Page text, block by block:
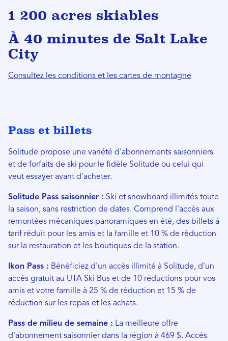
1 200 acres skiables
À 40 minutes de Salt Lake
City
Consultez les conditions et les cartes de montagne
Pass et billets
Solitude propose une variété d'abonnements saisonniers
et de forfaits de ski pour le fidèle Solitude ou celui qui
veut essayer avant d'acheter.
Solitude Pass saisonnier : Ski et snowboard illimités toute
la saison, sans restriction de dates. Comprend l'accès aux
remontées mécaniques panoramiques en été, des billets à
tarif réduit pour les amis et la famille et 10 % de réduction
sur la restauration et les boutiques de la station.
Ikon Pass : Bénéficiez d'un accès illimité à Solitude, d'un
accès gratuit au UTA Ski Bus et de 10 réductions pour vos
amis et votre famille à 25 % de réduction et 15 % de
réduction sur les repas et les achats.
Pass de milieu de semaine : La meilleure offre
d'abonnement saisonnier dans la région à 469 $. Accès